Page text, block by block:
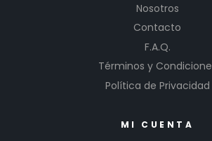
Nosotros
Contacto
F.A.Q.
Términos y
Política de Privacidad
MI CUENTA